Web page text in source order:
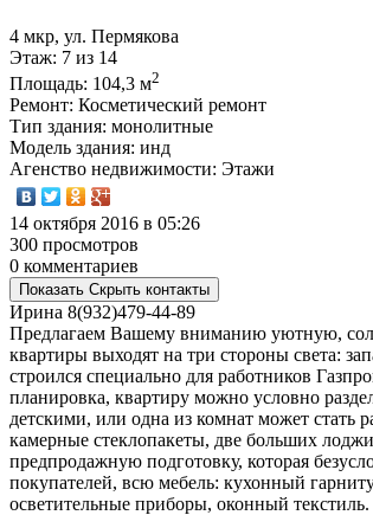
4 мкр, ул. Пермякова
Этаж: 7 из 14
Площадь: 104,3 м2
Ремонт: Косметический ремонт
Тип здания: монолитные
Модель здания: инд
Агенство недвижимости: Этажи
14 октября 2016 в 05:26
300 просмотров
0 комментариев
Показать Скрыть контакты
Ирина 8(932)479-44-89
Предлагаем Вашему вниманию уютную,
квартиры выходят на три стороны света:
строился специально для работников
планировка, квартиру можно условно
детскими, или одна из комнат может стать
камерные стеклопакеты, две больших
предпродажную подготовку, которая
покупателей, всю мебель: кухонный
осветительные приборы, оконный